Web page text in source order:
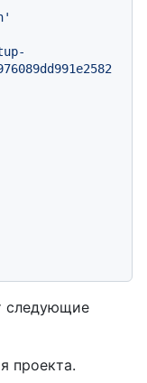
следующие
проекта.